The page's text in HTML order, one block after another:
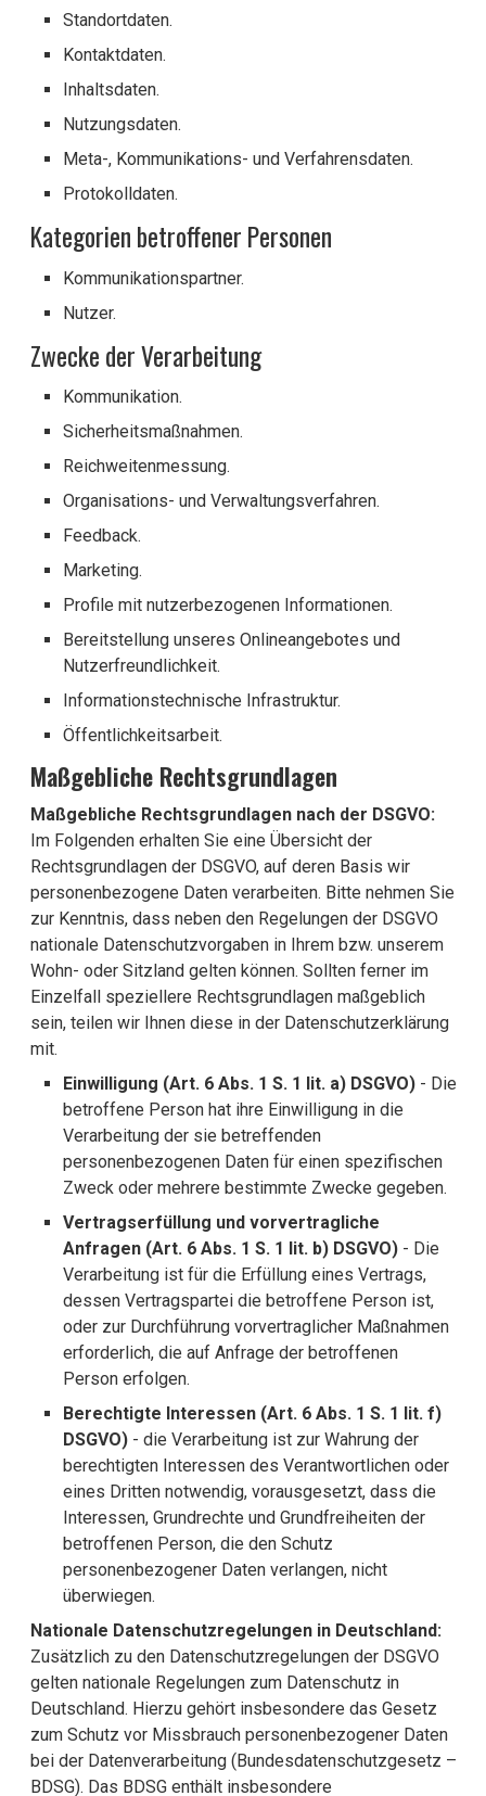
Standortdaten.
Kontaktdaten.
Inhaltsdaten.
Nutzungsdaten.
Meta-, Kommunikations- und Verfahrensdaten.
Protokolldaten.
Kategorien betroffener Personen
Kommunikationspartner.
Nutzer.
Zwecke der Verarbeitung
Kommunikation.
Sicherheitsmaßnahmen.
Reichweitenmessung.
Organisations- und Verwaltungsverfahren.
Feedback.
Marketing.
Profile mit nutzerbezogenen Informationen.
Bereitstellung unseres Onlineangebotes und
Nutzerfreundlichkeit.
Informationstechnische Infrastruktur.
Öffentlichkeitsarbeit.
Maßgebliche Rechtsgrundlagen
Maßgebliche Rechtsgrundlagen nach der DSGVO:
Im Folgenden erhalten Sie eine Übersicht der
Rechtsgrundlagen der DSGVO, auf deren Basis wir
personenbezogene Daten verarbeiten. Bitte nehmen Sie
zur Kenntnis, dass neben den Regelungen der DSGVO
nationale Datenschutzvorgaben in Ihrem bzw. unserem
Wohn- oder Sitzland gelten können. Sollten ferner im
Einzelfall speziellere Rechtsgrundlagen maßgeblich
sein, teilen wir Ihnen diese in der Datenschutzerklärung
mit.
Einwilligung (Art. 6 Abs. 1 S. 1 lit. a) DSGVO)- Die
betroffene Person hat ihre Einwilligung in die
Verarbeitung der sie betreffenden
personenbezogenen Daten für einen spezifischen
Zweck oder mehrere bestimmte Zwecke gegeben.
Vertragserfüllung und vorvertragliche
Anfragen (Art. 6 Abs. 1 S. 1 lit. b) DSGVO)- Die
Verarbeitung ist für die Erfüllung eines Vertrags,
dessen Vertragspartei die betroffene Person ist,
oder zur Durchführung vorvertraglicher Maßnahmen
erforderlich, die auf Anfrage der betroffenen
Person erfolgen.
Berechtigte Interessen (Art. 6 Abs. 1 S. 1 lit. f)
DSGVO)- die Verarbeitung ist zur Wahrung der
berechtigten Interessen des Verantwortlichen oder
eines Dritten notwendig, vorausgesetzt, dass die
Interessen, Grundrechte und Grundfreiheiten der
betroffenen Person, die den Schutz
personenbezogener Daten verlangen, nicht
überwiegen.
Nationale Datenschutzregelungen in Deutschland:
Zusätzlich zu den Datenschutzregelungen der DSGVO
gelten nationale Regelungen zum Datenschutz in
Deutschland. Hierzu gehört insbesondere das Gesetz
zum Schutz vor Missbrauch personenbezogener Daten
bei der Datenverarbeitung (Bundesdatenschutzgesetz –
BDSG). Das BDSG enthält insbesondere